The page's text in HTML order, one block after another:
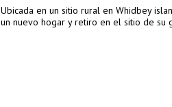
Ubicada en un sitio rural en Whidbey
un nuevo hogar y retiro en el sitio de su